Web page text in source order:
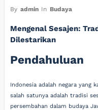
By admin In Budaya
Mengenal Sesajen:
Dilestarikan
Pendahuluan
Indonesia adalah negara yang
salah satunya adalah tradisi
persembahan dalam budaya